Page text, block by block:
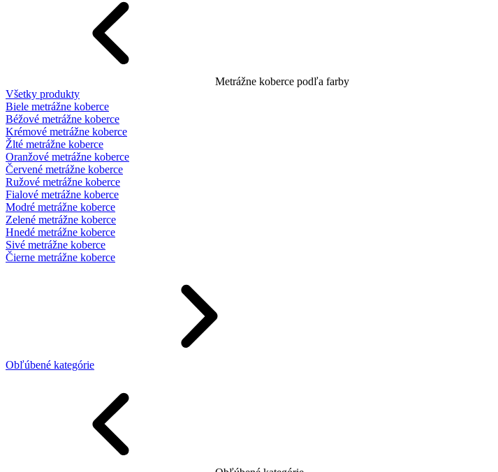
Metrážne koberce podľa farby
Všetky produkty
Biele metrážne koberce
Béžové metrážne koberce
Krémové metrážne koberce
Žlté metrážne koberce
Oranžové metrážne koberce
Červené metrážne koberce
Ružové metrážne koberce
Fialové metrážne koberce
Modré metrážne koberce
Zelené metrážne koberce
Hnedé metrážne koberce
Sivé metrážne koberce
Čierne metrážne koberce
Obľúbené kategórie